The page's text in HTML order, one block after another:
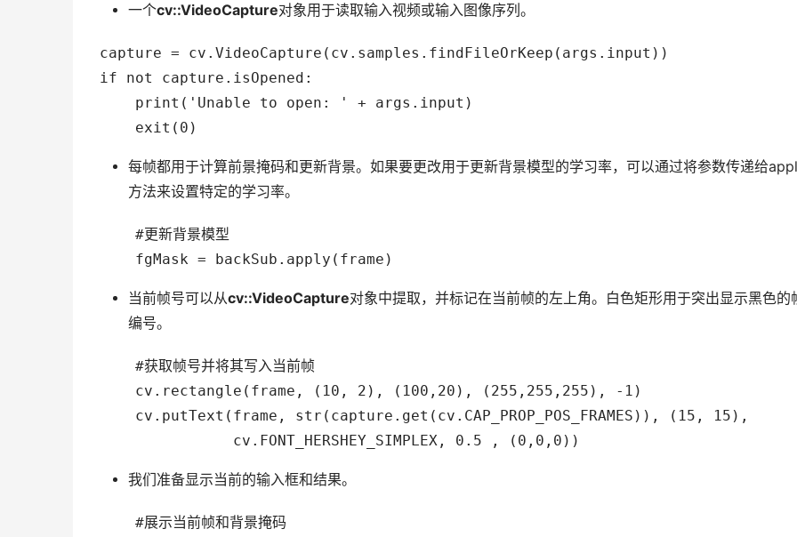
一个cv::VideoCapture对象用于读取输入视频或输入图像序列。
capture = cv.VideoCapture(cv.samples.findFileOrKeep(args.input))
if not capture.isOpened:
    print('Unable to open: ' + args.input)
每帧都用于计算前景掩码和更新背景。如果要更改用于更新背景模型的学习率，可以通过将参数传递给
方法来设置特定的学习率。
    #更新背景模型
当前帧号可以从cv::VideoCapture对象中提取，并标记在当前帧的左上角。白色矩形用于突出显示黑色的
编号。
    #获取帧号并将其写入当前帧
    cv.rectangle(frame, (10, 2), (100,20), (255,255,255), -1)
    cv.putText(frame, str(capture.get(cv.CAP_PROP_POS_FRAMES)), (15, 15),
我们准备显示当前的输入框和结果。
    #展示当前帧和背景掩码